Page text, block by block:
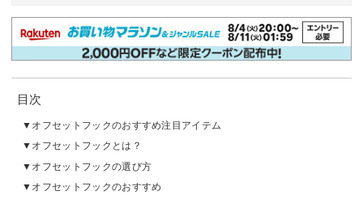
目次
オフセットフックのおすすめ注目アイテム
オフセットフックとは？
オフセットフックの選び方
オフセットフックのおすすめ